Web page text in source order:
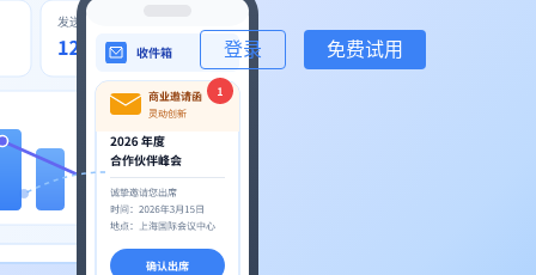
登录 免费试用